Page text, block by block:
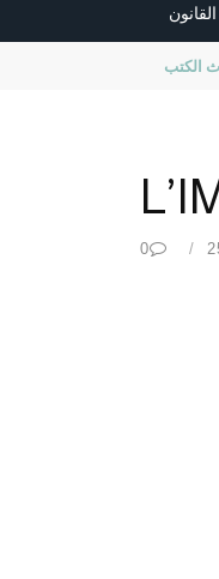
القانون
الكتب
0